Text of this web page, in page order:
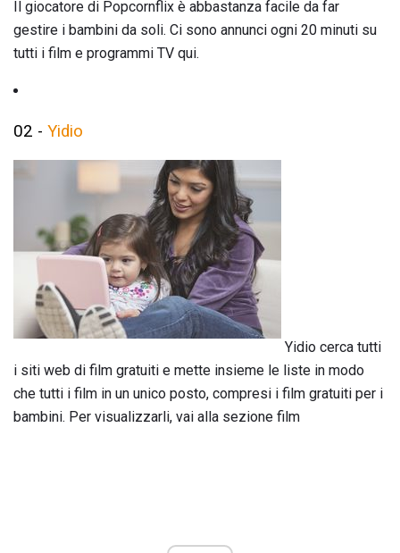
Il giocatore di Popcornflix è abbastanza facile da far
gestire i bambini da soli. Ci sono annunci ogni 20 minuti su
tutti i film e programmi TV qui.
02 - Yidio
Yidio cerca tutti
i siti web di film gratuiti e mette insieme le liste in modo
che tutti i film in un unico posto, compresi i film gratuiti per i
bambini. Per visualizzarli, vai alla sezione film